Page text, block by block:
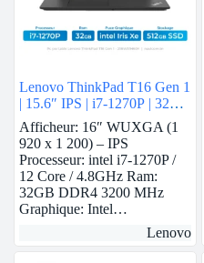
Lenovo ThinkPad T16 Gen 1
| 15.6″ IPS | i7-1270P | 32
GB Ram | intel Iris Xe | 512
GB SSD
Afficheur: 16″ WUXGA (1
920 x 1 200) – IPS
Processeur: intel i7-1270P /
12 Core / 4.8GHz Ram:
32GB DDR4 3200 MHz
Graphique: Intel…
Lenovo